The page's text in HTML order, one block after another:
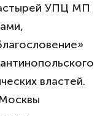
УПЦ МП
властей.